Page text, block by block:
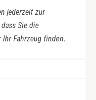
jederzeit zur
Sie die
Ihr Fahrzeug finden.